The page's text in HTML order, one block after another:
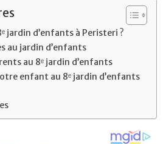
jardin d’enfants à Peristeri ?
au jardin d’enfants
au 8ᵉ jardin d’enfants
enfant au 8ᵉ jardin d’enfants